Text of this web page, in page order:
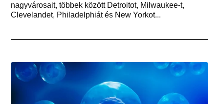
nagyvárosait, többek között Detroitot, Milwaukee-t,
Clevelandet, Philadelphiát és New Yorkot...